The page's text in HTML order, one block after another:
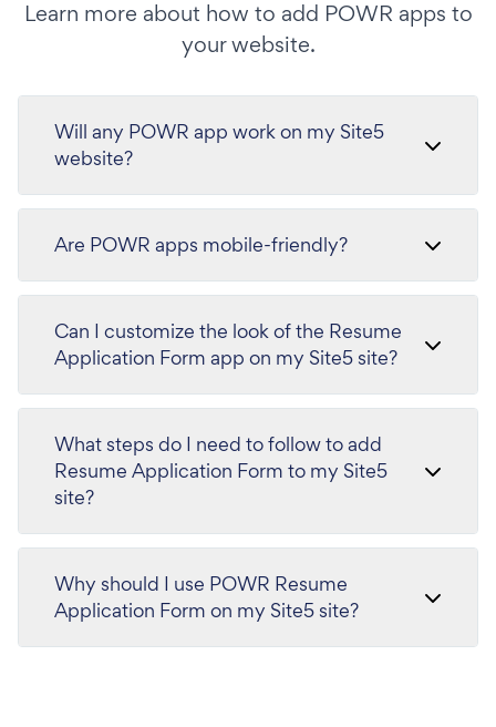
Learn more about how to add POWR apps to
your website.
Will any POWR app work on my Site5
website?
Are POWR apps mobile-friendly?
Can I customize the look of the Resume
Application Form app on my Site5 site?
What steps do I need to follow to add
Resume Application Form to my Site5
site?
Why should I use POWR Resume
Application Form on my Site5 site?